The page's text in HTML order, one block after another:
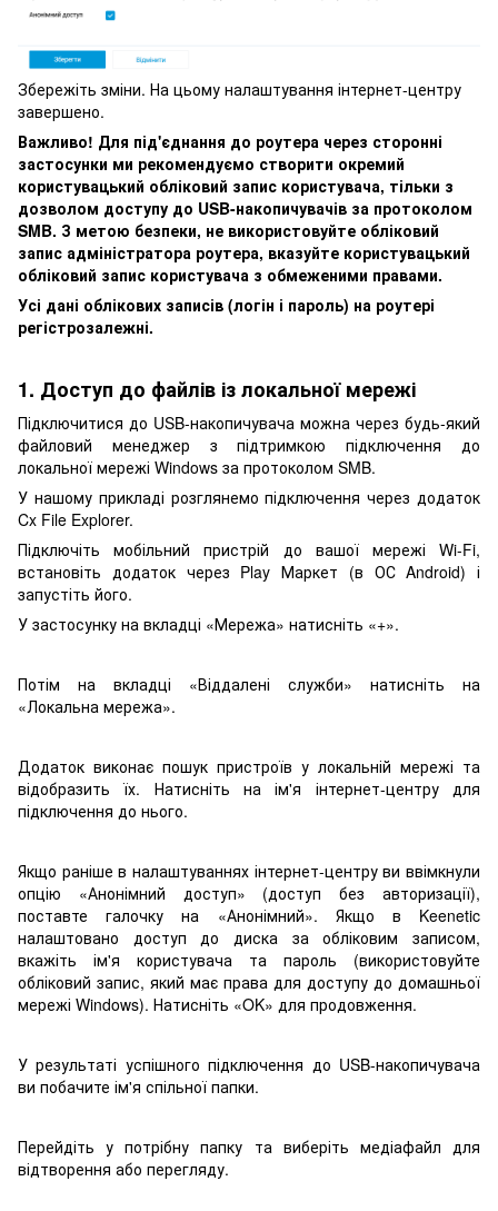
Збережіть зміни. На цьому налаштування інтернет-центру
завершено.
Важливо! Для під'єднання до роутера через сторонні
застосунки ми рекомендуємо створити окремий
користувацький обліковий запис користувача, тільки з
дозволом доступу до USB-накопичувачів за протоколом
SMB. З метою безпеки, не використовуйте обліковий
запис адміністратора роутера, вказуйте користувацький
обліковий запис користувача з обмеженими правами.
Усі дані облікових записів (логін і пароль) на роутері
регістрозалежні.
1. Доступ до файлів із локальної мережі
Підключитися до USB-накопичувача можна через будь-який
файловий менеджер з підтримкою підключення до
локальної мережі Windows за протоколом SMB.
У нашому прикладі розглянемо підключення через додаток
Cx File Explorer.
Підключіть мобільний пристрій до вашої мережі Wi-Fi,
встановіть додаток через Play Маркет (в ОС Android) і
запустіть його.
У застосунку на вкладці «Мережа» натисніть «+».
Потім на вкладці «Віддалені служби» натисніть на
«Локальна мережа».
Додаток виконає пошук пристроїв у локальній мережі та
відобразить їх. Натисніть на ім'я інтернет-центру для
підключення до нього.
Якщо раніше в налаштуваннях інтернет-центру ви ввімкнули
опцію «Анонімний доступ» (доступ без авторизації),
поставте галочку на «Анонімний». Якщо в Keenetic
налаштовано доступ до диска за обліковим записом,
вкажіть ім'я користувача та пароль (використовуйте
обліковий запис, який має права для доступу до домашньої
мережі Windows). Натисніть «OK» для продовження.
У результаті успішного підключення до USB-накопичувача
ви побачите ім'я спільної папки.
Перейдіть у потрібну папку та виберіть медіафайл для
відтворення або перегляду.